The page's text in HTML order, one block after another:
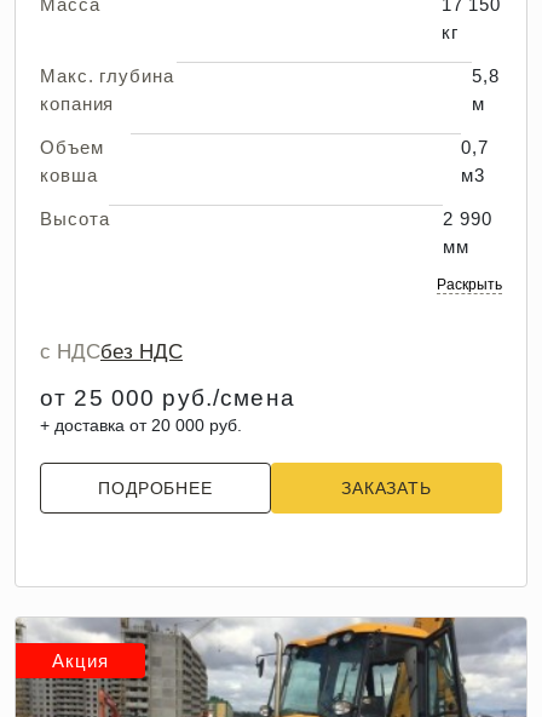
Масса
17 150
кг
Макс. глубина
копания
5,8
м
Объем
ковша
0,7
м3
Высота
2 990
мм
Раскрыть
с НДСбез НДС
от 25 000 руб./смена
+ доставка от 20 000 руб.
ПОДРОБНЕЕ ЗАКАЗАТЬ
Акция